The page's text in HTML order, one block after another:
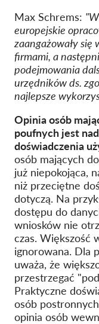
Max Schrems:
europejskie
zaangażowały się
firmami, a
podejmowania
urzędników ds.
najlepsze
Opinia osób
poufnych jest
doświadczenia
osób mających
już niepokojąca,
niż przeciętne
dotyczą. Na
dostępu do
wniosków nie
czas. Większość
ignorowana. Dla
uważa, że
przestrzegać
Praktyczne
osób
opinia osób